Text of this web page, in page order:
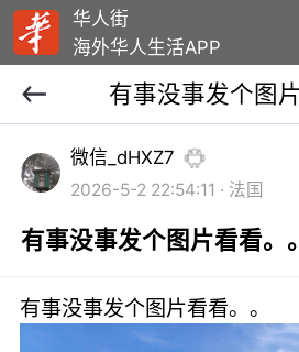
华人街
海外华人生活APP
微信_dHXZ7
2026-5-2 22:54:11 · 法国
有事没事发个图片看看。。
有事没事发个图片看看。。